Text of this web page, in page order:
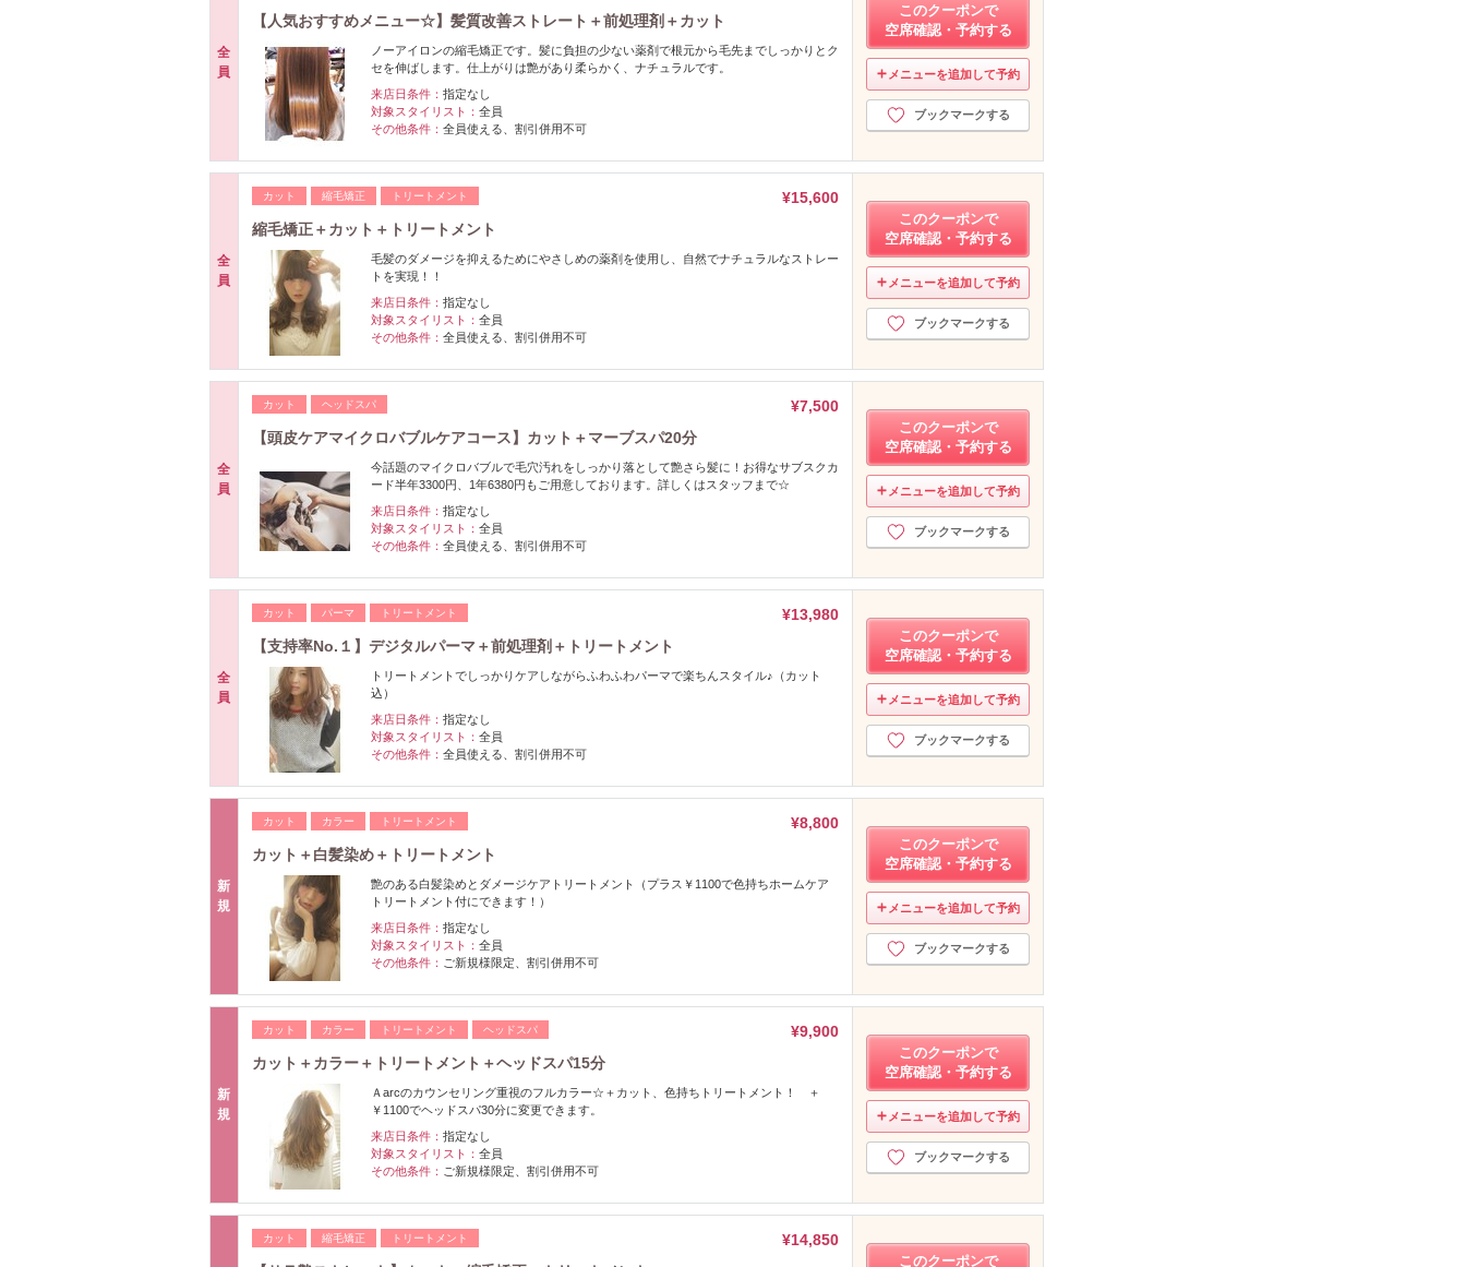
全
員
【人気おすすめメニュー☆】髪質改善ストレート＋前処理剤＋カット
ノーアイロンの縮毛矯正です。髪に負担の少ない薬剤で根元から毛先までしっかりとク
セを伸ばします。仕上がりは艶があり柔らかく、ナチュラルです。
来店日条件： 指定なし
対象スタイリスト： 全員
その他条件： 全員使える、割引併用不可
このクーポンで
空席確認・予約する
メニューを追加して予約
ブックマークする
全
員
カット 縮毛矯正 トリートメント
¥15,600
縮毛矯正＋カット＋トリートメント
毛髪のダメージを抑えるためにやさしめの薬剤を使用し、自然でナチュラルなストレー
トを実現！！
来店日条件： 指定なし
対象スタイリスト： 全員
その他条件： 全員使える、割引併用不可
このクーポンで
空席確認・予約する
メニューを追加して予約
ブックマークする
全
員
カット ヘッドスパ
¥7,500
【頭皮ケアマイクロバブルケアコース】カット＋マーブスパ20分
今話題のマイクロバブルで毛穴汚れをしっかり落として艶さら髪に！お得なサブスクカ
ード半年3300円、1年6380円もご用意しております。詳しくはスタッフまで☆
来店日条件： 指定なし
対象スタイリスト： 全員
その他条件： 全員使える、割引併用不可
このクーポンで
空席確認・予約する
メニューを追加して予約
ブックマークする
全
員
カット パーマ トリートメント
¥13,980
【支持率No.１】デジタルパーマ＋前処理剤＋トリートメント
トリートメントでしっかりケアしながらふわふわパーマで楽ちんスタイル♪（カット
込）
来店日条件： 指定なし
対象スタイリスト： 全員
その他条件： 全員使える、割引併用不可
このクーポンで
空席確認・予約する
メニューを追加して予約
ブックマークする
新
規
カット カラー トリートメント
¥8,800
カット＋白髪染め＋トリートメント
艶のある白髪染めとダメージケアトリートメント（プラス￥1100で色持ちホームケア
トリートメント付にできます！）
来店日条件： 指定なし
対象スタイリスト： 全員
その他条件： ご新規様限定、割引併用不可
このクーポンで
空席確認・予約する
メニューを追加して予約
ブックマークする
新
規
カット カラー トリートメント ヘッドスパ
¥9,900
カット＋カラー＋トリートメント＋ヘッドスパ15分
Ａarcのカウンセリング重視のフルカラー☆＋カット、色持ちトリートメント！ ＋
￥1100でヘッドスパ30分に変更できます。
来店日条件： 指定なし
対象スタイリスト： 全員
その他条件： ご新規様限定、割引併用不可
このクーポンで
空席確認・予約する
メニューを追加して予約
ブックマークする
カット 縮毛矯正 トリートメント
¥14,850
このクーポンで